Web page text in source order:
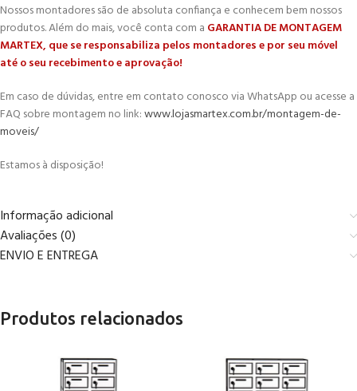
Nossos montadores são de absoluta confiança e conhecem bem nossos
produtos. Além do mais, você conta com a GARANTIA DE MONTAGEM
MARTEX, que se responsabiliza pelos montadores e por seu móvel
até o seu recebimento e aprovação!
Em caso de dúvidas, entre em contato conosco via WhatsApp ou acesse a
FAQ sobre montagem no link:www.lojasmartex.com.br/montagem-de-
moveis/
Estamos à disposição!
Informação adicional
Avaliações (0)
ENVIO E ENTREGA
Produtos relacionados